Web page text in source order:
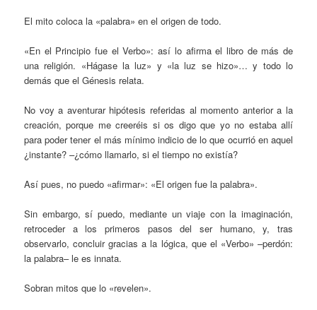
El mito coloca la «palabra» en el origen de todo.
«En el Principio fue el Verbo»: así lo afirma el libro de más de
una religión. «Hágase la luz» y «la luz se hizo»… y todo lo
demás que el Génesis relata.
No voy a aventurar hipótesis referidas al momento anterior a la
creación, porque me creeréis si os digo que yo no estaba allí
para poder tener el más mínimo indicio de lo que ocurrió en aquel
¿instante? –¿cómo llamarlo, si el tiempo no existía?
Así pues, no puedo «afirmar»: «El origen fue la palabra».
Sin embargo, sí puedo, mediante un viaje con la imaginación,
retroceder a los primeros pasos del ser humano, y, tras
observarlo, concluir gracias a la lógica, que el «Verbo» –perdón:
la palabra– le es innata.
Sobran mitos que lo «revelen».